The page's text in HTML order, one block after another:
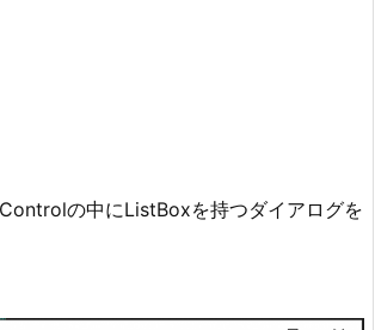
の中にListBoxを持つダイアログを